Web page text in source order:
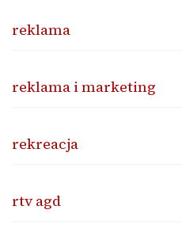
reklama
reklama i marketing
rekreacja
rtv agd